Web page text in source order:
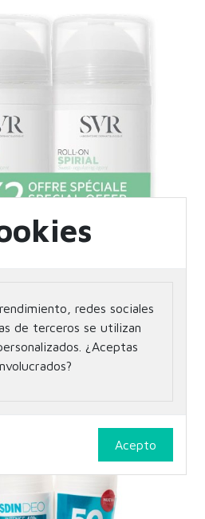
ANTI TRANSPIRANTE
ON DUPLO 2 X 50 ML
redes sociales
de terceros se utilizan
¿Aceptas